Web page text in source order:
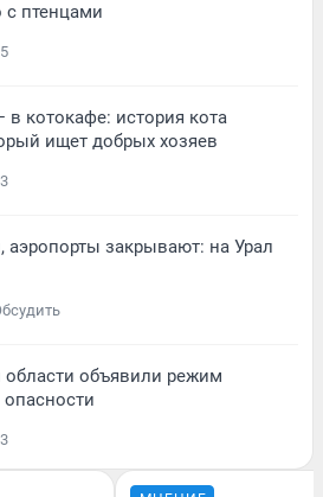
с птенцами
5
в котокафе: история кота
ищет добрых хозяев
3
аэропорты закрывают: на Урал
области объявили режим